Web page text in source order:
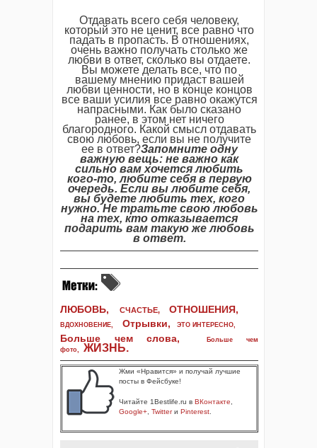
Отдавать всего себя человеку,
который это не ценит, все равно что
падать в пропасть. В отношениях,
очень важно получать столько же
любви в ответ, сколько вы отдаете.
Вы можете делать все, что по
вашему мнению придаст вашей
любви ценности, но в конце концов
все ваши усилия все равно окажутся
напрасными. Как было сказано
ранее, в этом нет ничего
благородного. Какой смысл отдавать
свою любовь, если вы не получите
ее в ответ?Запомните одну
важную вещь: не важно как
сильно вам хочется любить
кого-то, любите себя в первую
очередь. Если вы любите себя,
вы будете любить тех, кого
нужно. Не тратьте свою любовь
на тех, кто отказывается
подарить вам такую же любовь
в ответ.
ЛЮБОВЬ, СЧАСТЬЕ, ОТНОШЕНИЯ,
ВДОХНОВЕНИЕ, Отрывки, ЭТО ИНТЕРЕСНО,
Больше чем слова,
Больше чем
фото, ЖИЗНЬ.
Жми «Нравится» и получай лучшие
посты в Фейсбуке!
Читайте 1Bestlife.ru в ВКонтакте
Google+ Twitterи Pinterest